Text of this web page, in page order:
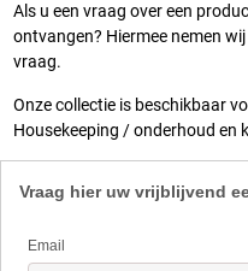
Als u een vraag over een
ontvangen? Hiermee nemen
vraag.
Onze collectie is beschikbaar
Housekeeping / onderhoud en
Vraag hier uw vrijblijvend
Email